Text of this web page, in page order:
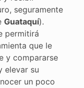
seguramente
Guataquí).
permitirá
que le
y compararse
elevar su
un poco